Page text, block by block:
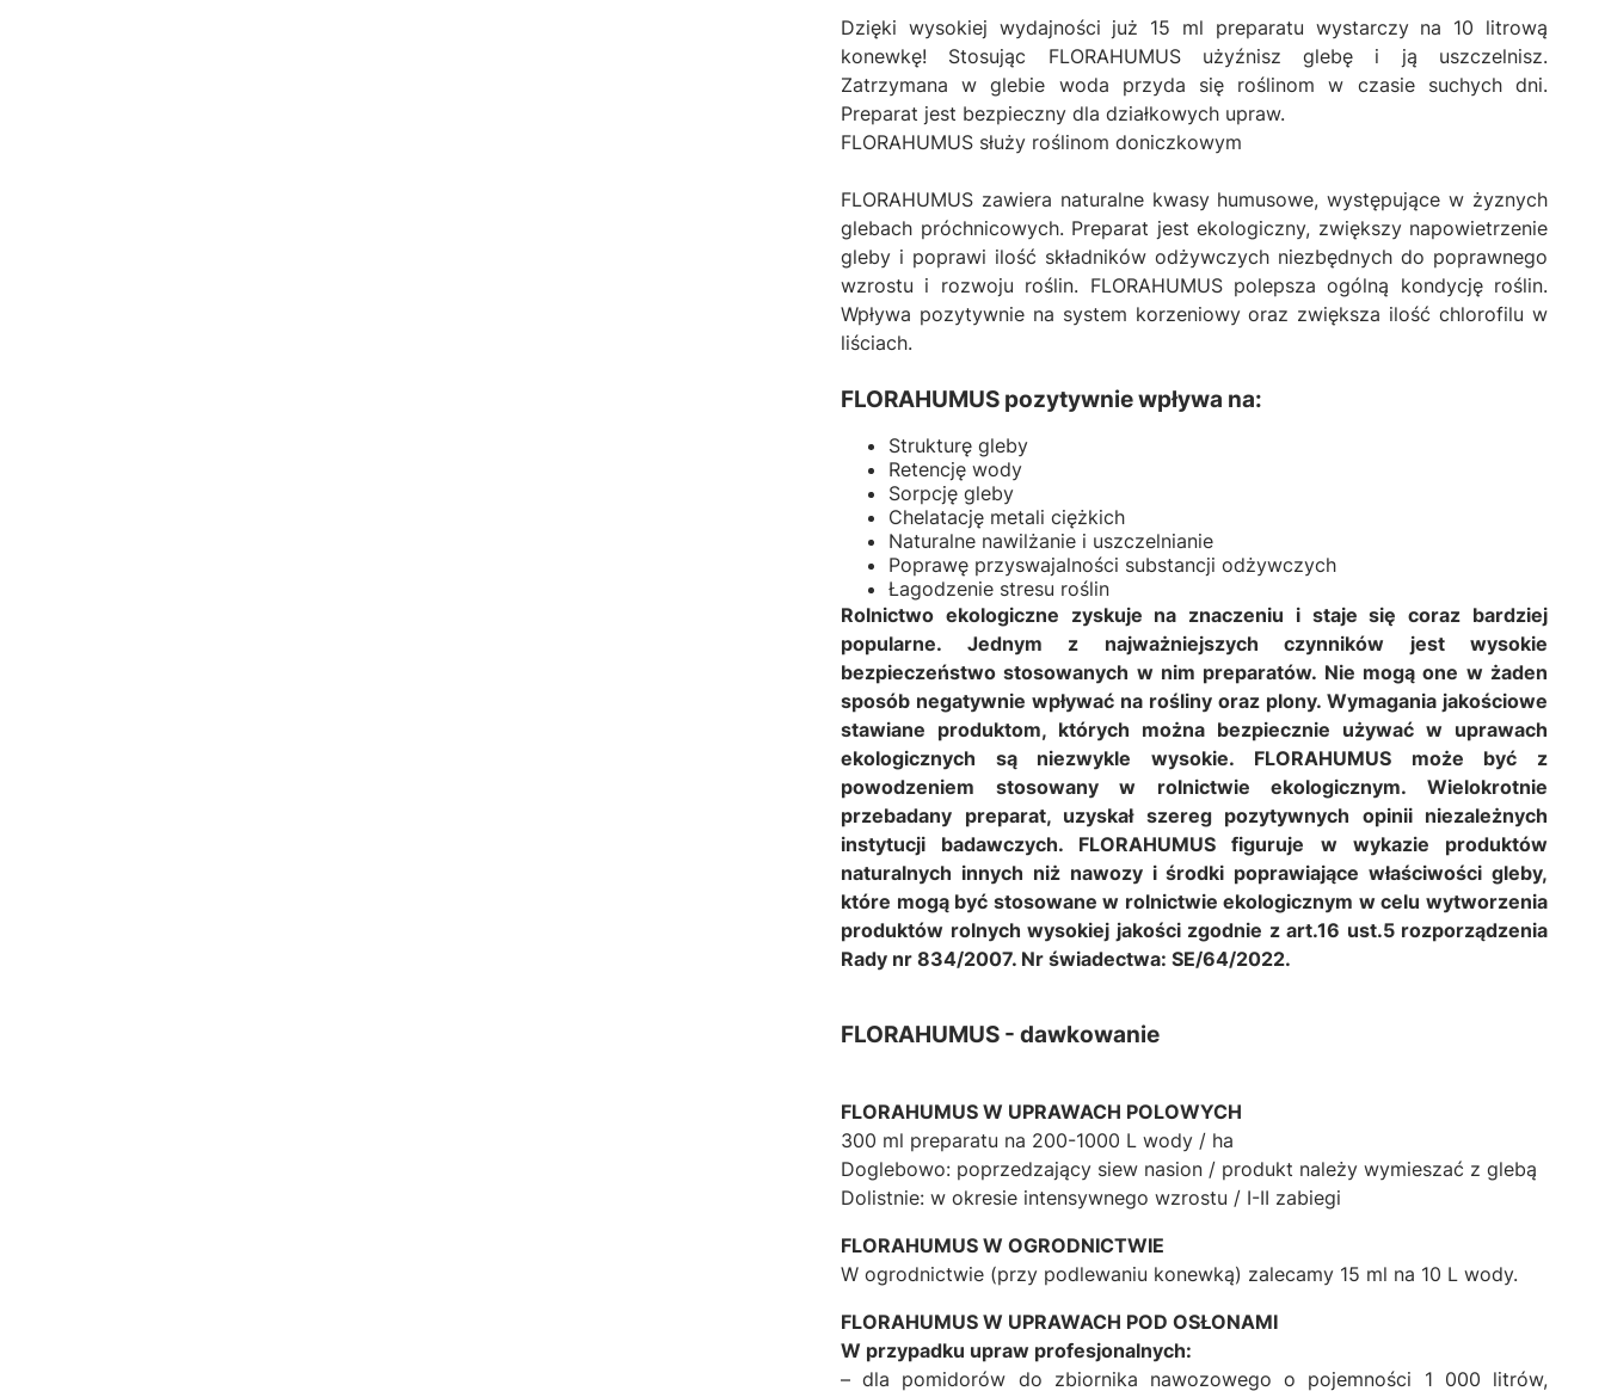
Dzięki wysokiej wydajności już 15 ml preparatu wystarczy na 10 litrową
konewkę! Stosując FLORAHUMUS użyźnisz glebę i ją uszczelnisz.
Zatrzymana w glebie woda przyda się roślinom w czasie suchych dni.
Preparat jest bezpieczny dla działkowych upraw.
FLORAHUMUS służy roślinom doniczkowym
FLORAHUMUS zawiera naturalne kwasy humusowe, występujące w żyznych
glebach próchnicowych. Preparat jest ekologiczny, zwiększy napowietrzenie
gleby i poprawi ilość składników odżywczych niezbędnych do poprawnego
wzrostu i rozwoju roślin. FLORAHUMUS polepsza ogólną kondycję roślin.
Wpływa pozytywnie na system korzeniowy oraz zwiększa ilość chlorofilu w
liściach.
FLORAHUMUS pozytywnie wpływa na:
Strukturę gleby
Retencję wody
Sorpcję gleby
Chelatację metali ciężkich
Naturalne nawilżanie i uszczelnianie
Poprawę przyswajalności substancji odżywczych
Łagodzenie stresu roślin
Rolnictwo ekologiczne zyskuje na znaczeniu i staje się coraz bardziej
popularne. Jednym z najważniejszych czynników jest wysokie
bezpieczeństwo stosowanych w nim preparatów. Nie mogą one w żaden
sposób negatywnie wpływać na rośliny oraz plony. Wymagania jakościowe
stawiane produktom, których można bezpiecznie używać w uprawach
ekologicznych są niezwykle wysokie. FLORAHUMUS może być z
powodzeniem stosowany w rolnictwie ekologicznym. Wielokrotnie
przebadany preparat, uzyskał szereg pozytywnych opinii niezależnych
instytucji badawczych. FLORAHUMUS figuruje w wykazie produktów
naturalnych innych niż nawozy i środki poprawiające właściwości gleby,
które mogą być stosowane w rolnictwie ekologicznym w celu wytworzenia
produktów rolnych wysokiej jakości zgodnie z art.16 ust.5 rozporządzenia
Rady nr 834/2007. Nr świadectwa: SE/64/2022.
FLORAHUMUS - dawkowanie
FLORAHUMUS W UPRAWACH POLOWYCH
300 ml preparatu na 200-1000 L wody / ha
Doglebowo: poprzedzający siew nasion / produkt należy wymieszać z glebą
Dolistnie: w okresie intensywnego wzrostu / I-II zabiegi
FLORAHUMUS W OGRODNICTWIE
W ogrodnictwie (przy podlewaniu konewką) zalecamy 15 ml na 10 L wody.
FLORAHUMUS W UPRAWACH POD OSŁONAMI
W przypadku upraw profesjonalnych:
– dla pomidorów do zbiornika nawozowego o pojemności 1 000 litrów,